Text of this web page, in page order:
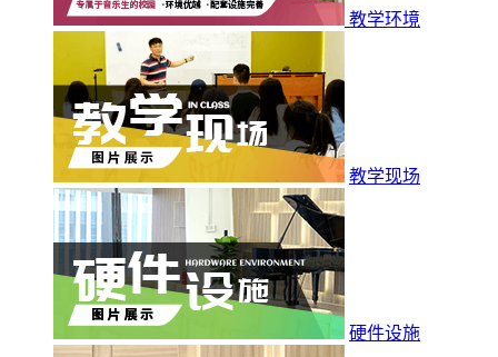
教学环境
教学现场
硬件设施